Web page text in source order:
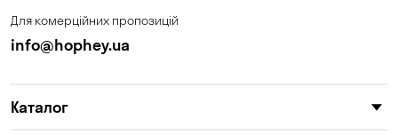
Для комерційних пропозицій
info@hophey.ua
Каталог